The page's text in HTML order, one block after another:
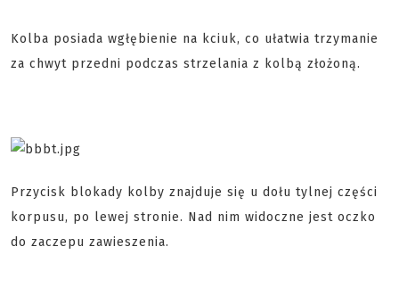
Kolba posiada wgłębienie na kciuk, co ułatwia trzymanie
za chwyt przedni podczas strzelania z kolbą złożoną.
Przycisk blokady kolby znajduje się u dołu tylnej części
korpusu, po lewej stronie. Nad nim widoczne jest oczko
do zaczepu zawieszenia.